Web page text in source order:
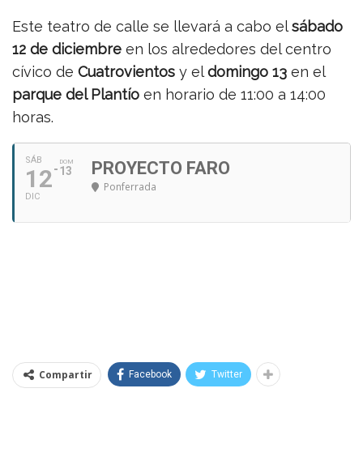
Este teatro de calle se llevará a cabo elsábado
12 de diciembre en los alrededores del centro
cívico de Cuatrovientos y eldomingo 13 en el
parque del Plantío en horario de 11:00 a 14:00
horas.
SÁB
12
DIC
DOM
13 PROYECTO FARO
Ponferrada
Compartir Facebook Twitter